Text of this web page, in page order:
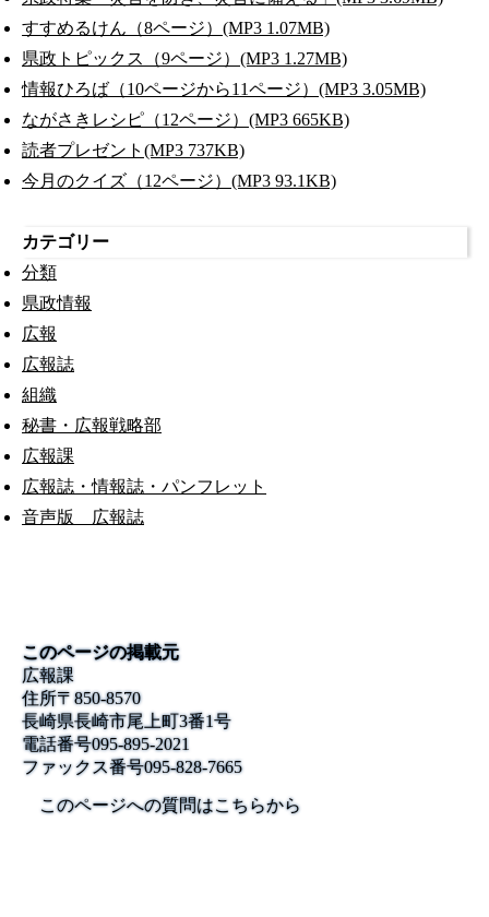
すすめるけん（8ページ）(MP3 1.07MB)
県政トピックス（9ページ）(MP3 1.27MB)
情報ひろば（10ページから11ページ）(MP3 3.05MB)
ながさきレシピ（12ページ）(MP3 665KB)
読者プレゼント(MP3 737KB)
今月のクイズ（12ページ）(MP3 93.1KB)
カテゴリー
分類
県政情報
広報
広報誌
組織
秘書・広報戦略部
広報課
広報誌・情報誌・パンフレット
音声版 広報誌
このページの掲載元
広報課
住所〒850-8570
長崎県長崎市尾上町3番1号
電話番号095-895-2021
ファックス番号095-828-7665
このページへの質問はこちらから